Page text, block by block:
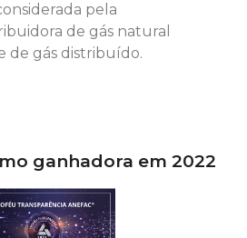
pela
de gás natural
de gás distribuído.
ganhadora em 2022